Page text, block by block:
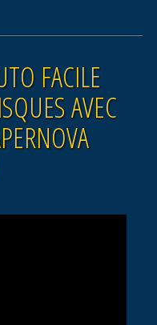
FACILE
AVEC